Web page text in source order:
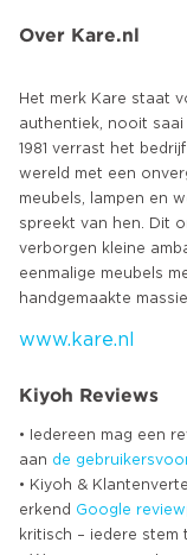
Over Kare.nl
Het merk Kare staat
authentiek, nooit saai
1981 verrast het
wereld met een
meubels, lampen en
spreekt van hen. Dit
verborgen kleine
eenmalige meubels
www.kare.nl
Kiyoh Reviews
• Iedereen mag een
aan de
• Kiyoh &
erkend Google
kritisch – iedere stem